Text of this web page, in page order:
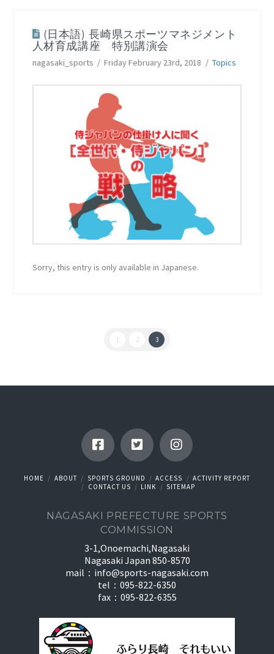
(日本語) 長崎県スポーツマネジメント
人材育成講座 特別講演会
nagasaki_sports Friday February 23rd, 2018 Topics
Sorry, this entry is only available in Japanese.
1 2 3
HOME ABOUT SPORTS GROUND ACCESS
ACTIVITY REPORT
CONTACT US
LINK SITEMAP
NAGASAKI PREFECTURE SPORTS
COMMISSION
3-1,Onoemachi,Nagasaki
Nagasaki Japan 850-8570
mail： info@sports-nagasaki.com
tel：095-822-6350
fax：095-822-6355